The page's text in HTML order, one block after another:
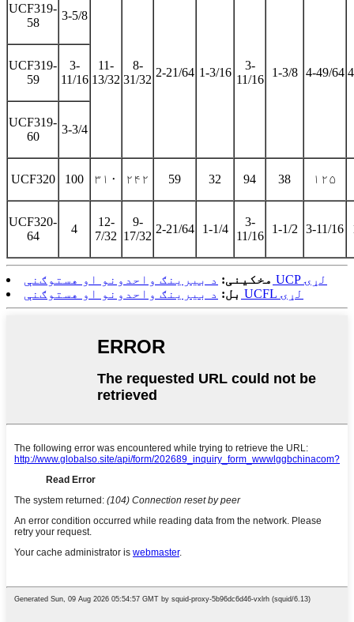
UCF319-
58
3-5/8
11-
13/32
8-
31/32
2-21/64 1-3/16
3-
11/16
1-3/8 4-49/64
UCF319-
59
3-
11/16
UCF319-
60
3-3/4
UCF320 100 ۳۱۰ ۲۴۲ 59 32 94 38 ۱۲۵
UCF320-
64
4
12-
7/32
9-
17/32
2-21/64 1-1/4
3-
11/16
1-1/2 3-11/16
مخکینی:
د بیرینګ واحدونو او هستوګنې UCP لړۍ
بل:
د بیرینګ واحدونو او هستوګنې UCFL لړۍ